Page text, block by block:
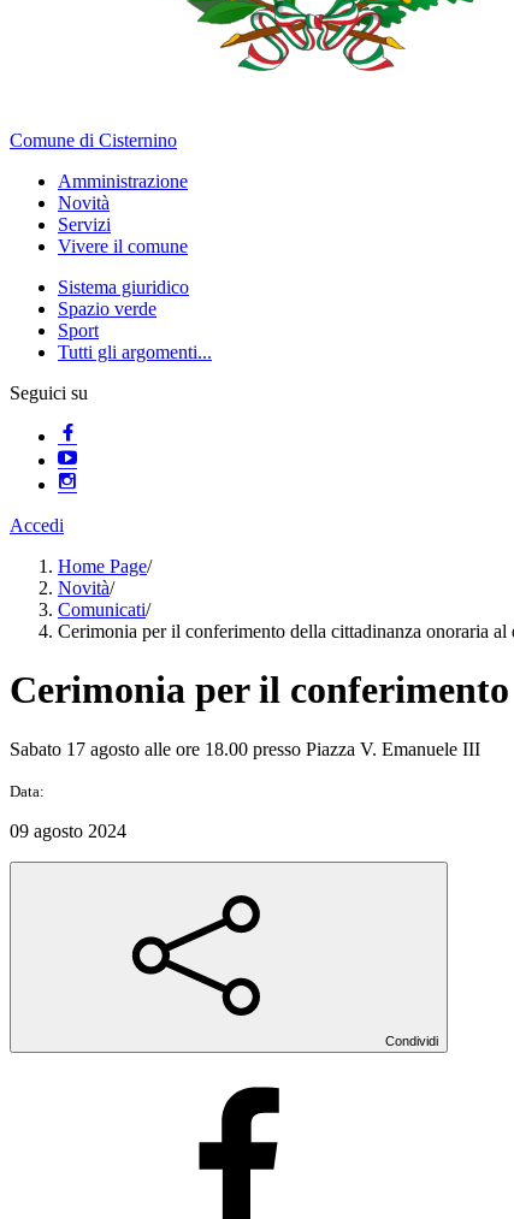
Comune di Cisternino
Amministrazione
Novità
Servizi
Vivere il comune
Sistema giuridico
Spazio verde
Sport
Tutti gli argomenti...
Seguici su
Accedi
Home Page/
Novità/
Comunicati/
Cerimonia per il conferimento della cittadinanza onoraria al
Cerimonia per il
Sabato 17 agosto alle ore 18.00 presso Piazza V. Emanuele III
Data:
09 agosto 2024
Condividi